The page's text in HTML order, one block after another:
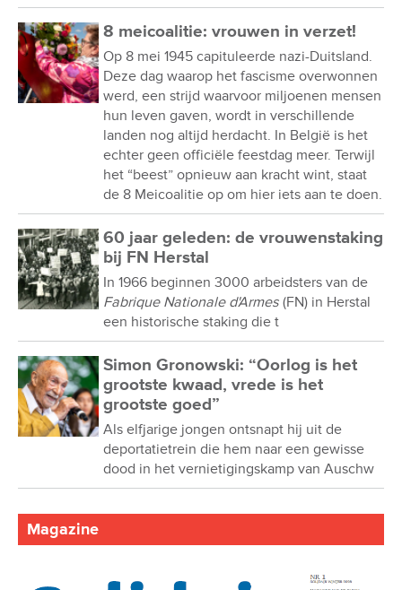
8 meicoalitie: vrouwen in verzet!
Op 8 mei 1945 capituleerde nazi-Duitsland.
Deze dag waarop het fascisme overwonnen
werd, een strijd waarvoor miljoenen mensen
hun leven gaven, wordt in verschillende
landen nog altijd herdacht. In België is het
echter geen officiële feestdag meer. Terwijl
het “beest” opnieuw aan kracht wint, staat
de 8 Meicoalitie op om hier iets aan te doen.
60 jaar geleden: de vrouwenstaking
bij FN Herstal
In 1966 beginnen 3000 arbeidsters van de
Fabrique Nationale d'Armes (FN) in Herstal
een historische staking die t
Simon Gronowski: “Oorlog is het
grootste kwaad, vrede is het
grootste goed”
Als elfjarige jongen ontsnapt hij uit de
deportatietrein die hem naar een gewisse
dood in het vernietigingskamp van Auschw
Magazine